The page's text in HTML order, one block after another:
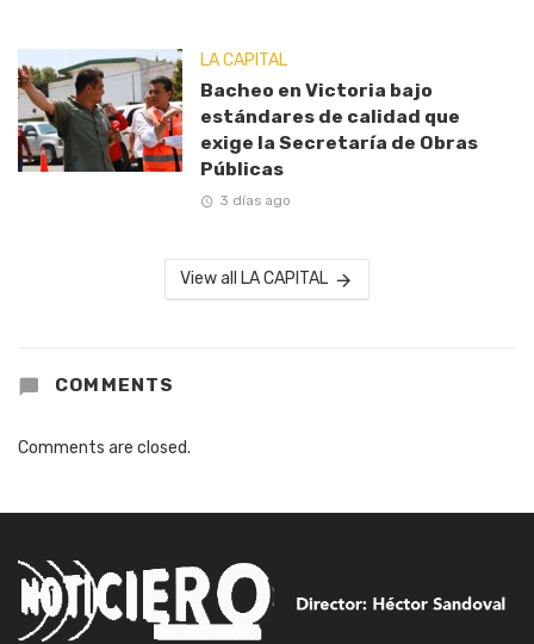
LA CAPITAL
Bacheo en Victoria bajo
estándares de calidad que
exige la Secretaría de Obras
Públicas
3 días ago
View all LA CAPITAL
COMMENTS
Comments are closed.